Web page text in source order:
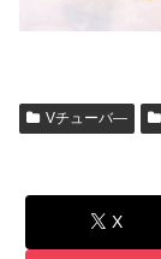
Vチューバ―
X